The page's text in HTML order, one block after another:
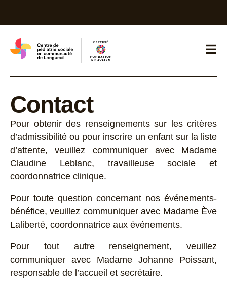
Contact
Pour obtenir des renseignements sur les critères
d’admissibilité ou pour inscrire un enfant sur la liste
d’attente, veuillez communiquer avec Madame
Claudine Leblanc, travailleuse sociale et
coordonnatrice clinique.
Pour toute question concernant nos événements-
bénéfice, veuillez communiquer avec Madame Ève
Laliberté, coordonnatrice aux événements.
Pour tout autre renseignement, veuillez
communiquer avec Madame Johanne Poissant,
responsable de l’accueil et secrétaire.